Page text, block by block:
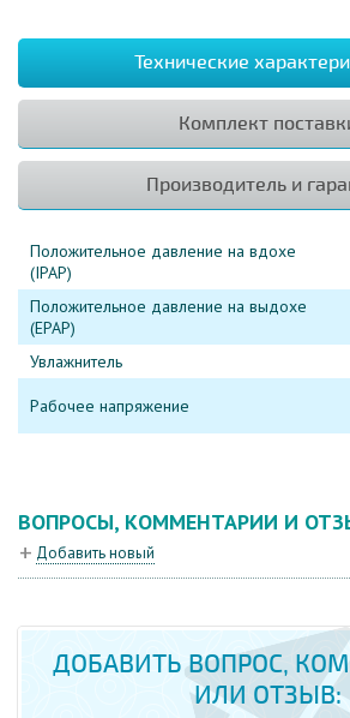
Технические
Комплект
Производитель и
Положительное давление на вдохе
(IPAP)
Положительное давление на выдохе
(EPAP)
Увлажнитель
Рабочее напряжение
ВОПРОСЫ, КОММЕНТАРИИ И
Добавить новый
ДОБАВИТЬ ВОПРОС,
ИЛИ ОТЗЫВ: